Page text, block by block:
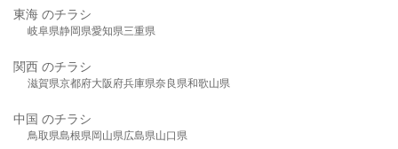
東海 のチラシ
岐阜県静岡県愛知県三重県
関西 のチラシ
滋賀県京都府大阪府兵庫県奈良県和歌山県
中国 のチラシ
鳥取県島根県岡山県広島県山口県